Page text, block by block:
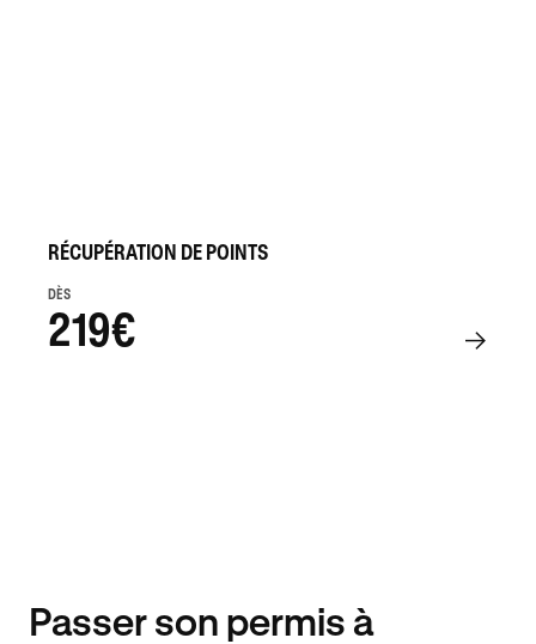
RÉCUPÉRATION DE POINTS
DÈS
219€
Passer son permis à